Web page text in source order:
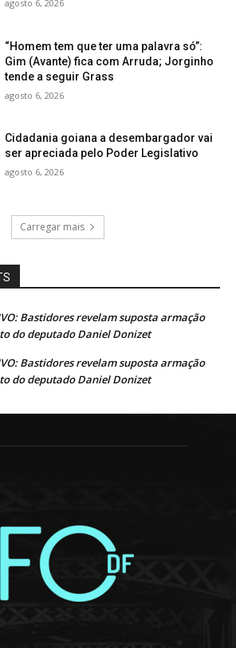
agosto 6, 2026
“Homem tem que ter uma palavra só”:
Gim (Avante) fica com Arruda; Jorginho
tende a seguir Grass
agosto 6, 2026
Cidadania goiana a desembargador vai
ser apreciada pelo Poder Legislativo
agosto 6, 2026
Carregar mais
Bastidores revelam suposta armação
do deputado Daniel Donizet
Bastidores revelam suposta armação
do deputado Daniel Donizet